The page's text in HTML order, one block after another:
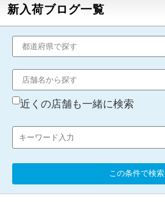
新入荷ブログ一覧
近くの店舗も一緒に検索
この条件で検索